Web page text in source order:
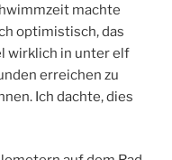
machte
optimistisch, das
wirklich in unter elf
erreichen zu
Ich dachte, dies